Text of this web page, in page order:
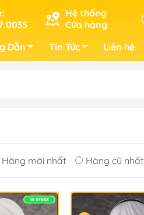
Hệ thống
Cửa hàng
Dẫn Tin Tức Liên hệ
Hàng mới nhất Hàng cũ nhất